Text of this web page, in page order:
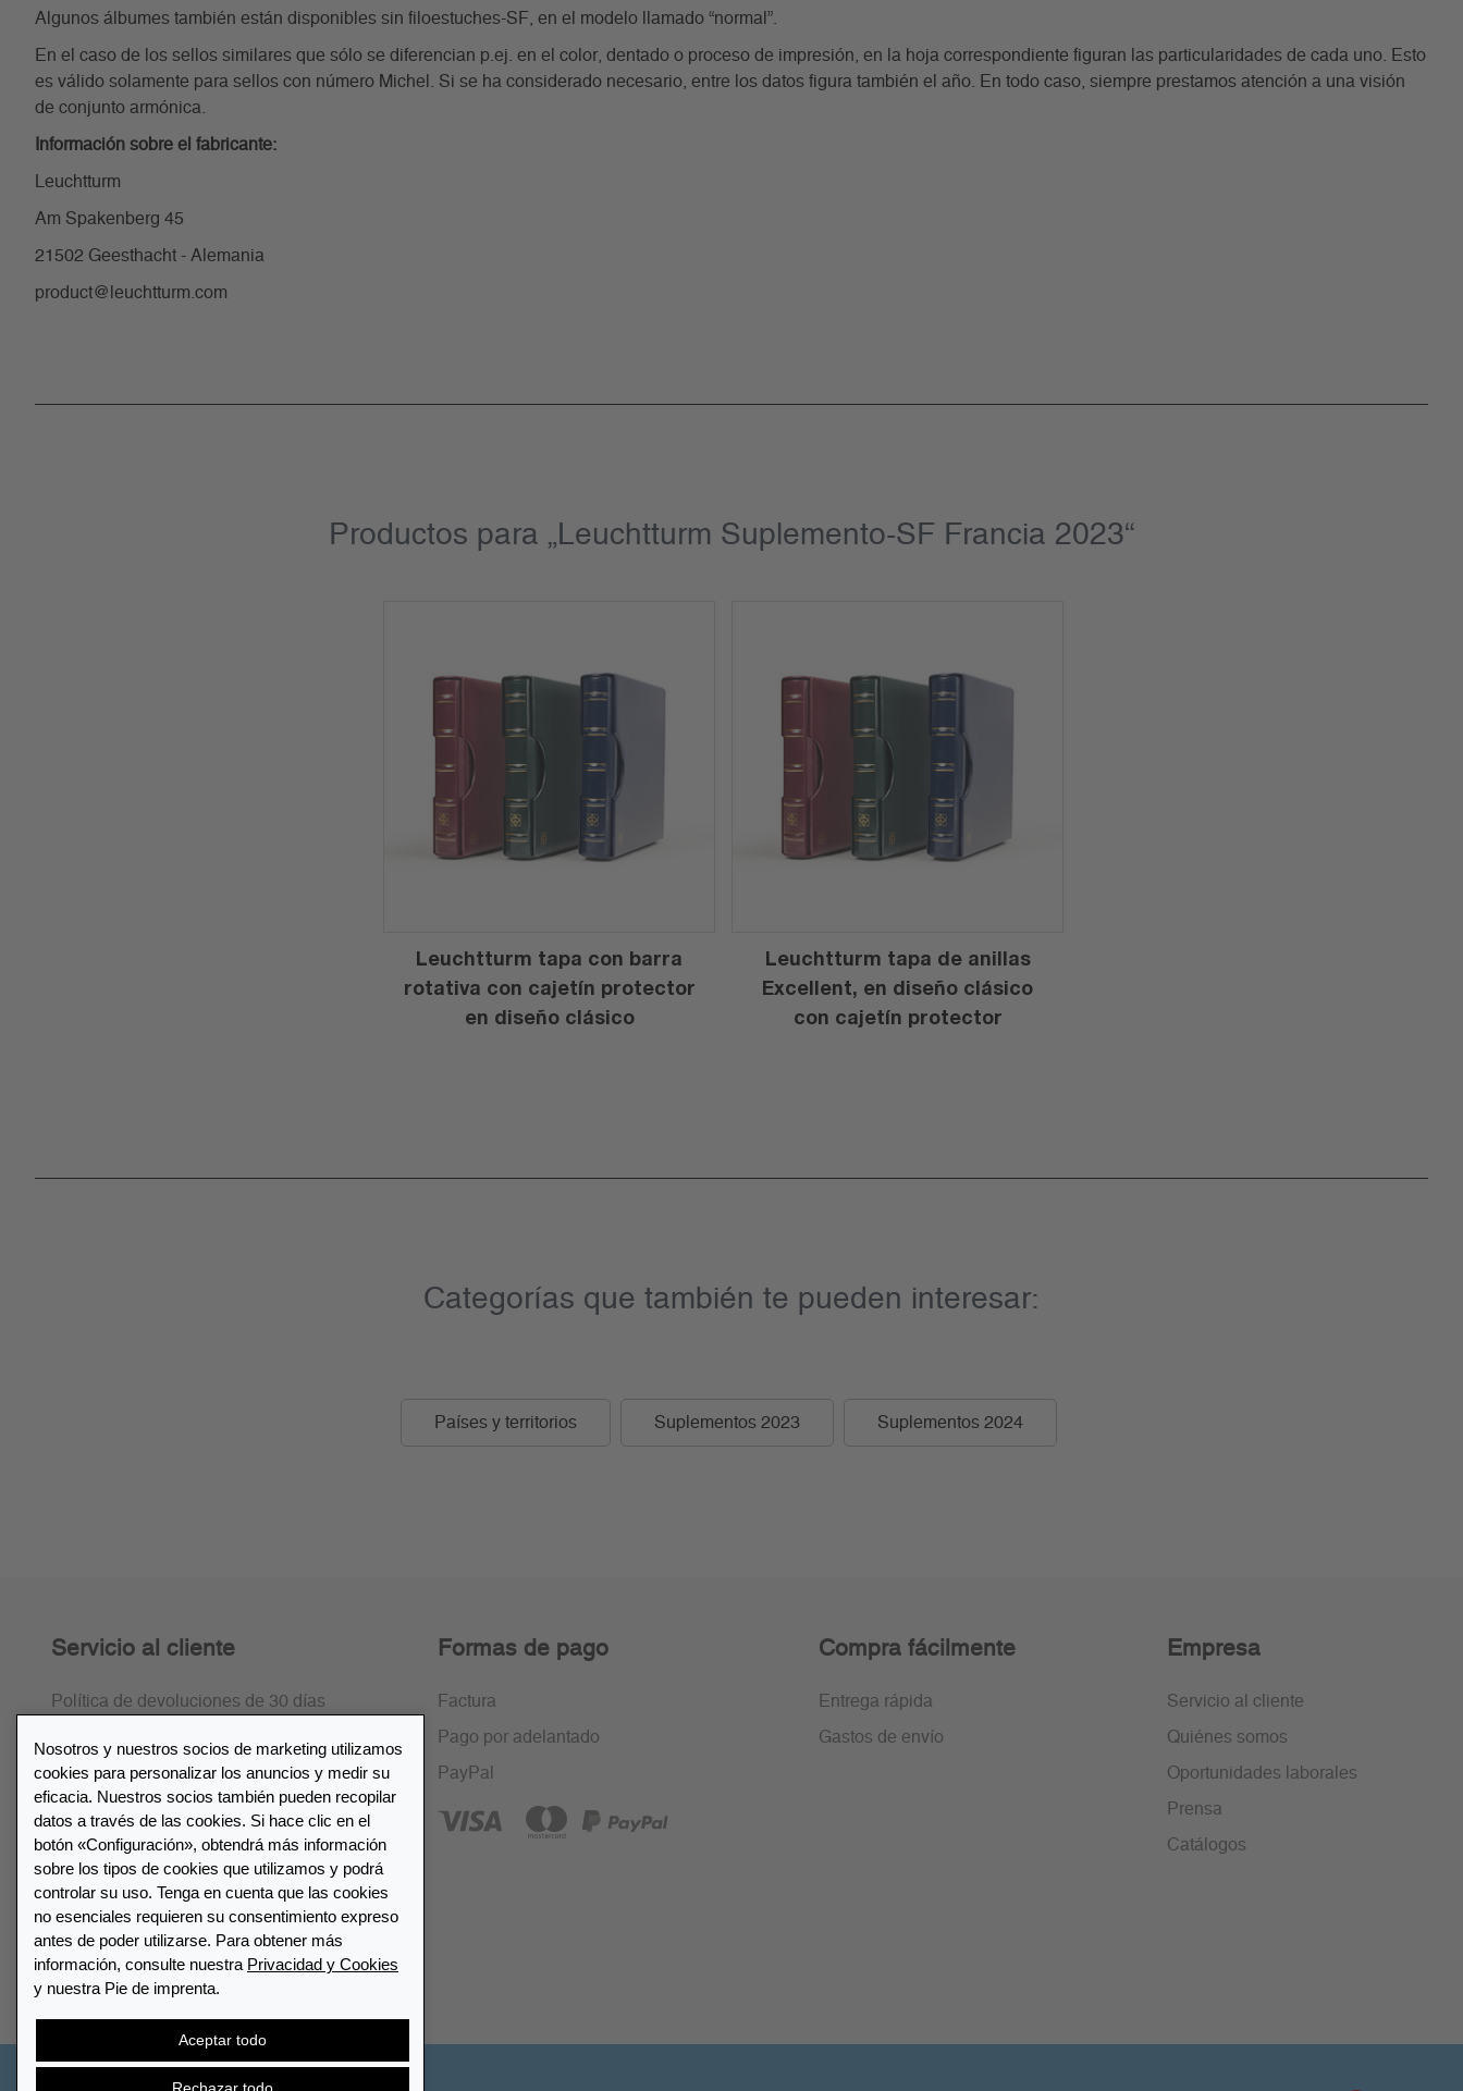
Algunos álbumes también están disponibles sin filoestuches-SF, en el modelo llamado “normal”.
En el caso de los sellos similares que sólo se diferencian p.ej. en el color, dentado o proceso de impresión, en la hoja correspondiente figuran las particularidades de cada uno. Esto
es válido solamente para sellos con número Michel. Si se ha considerado necesario, entre los datos figura también el año. En todo caso, siempre prestamos atención a una visión
de conjunto armónica.
Información sobre el fabricante:
Leuchtturm
Am Spakenberg 45
21502 Geesthacht - Alemania
product@leuchtturm.com
Productos para „Leuchtturm Suplemento-SF Francia 2023“
Leuchtturm tapa con barra
rotativa con cajetín protector
en diseño clásico
Leuchtturm tapa de anillas
Excellent, en diseño clásico
con cajetín protector
Categorías que también te pueden interesar:
Países y territorios Suplementos 2023 Suplementos 2024
Servicio al cliente
Política de devoluciones de 30 días
Preguntas frecuentes
Formas de pago
Factura
Pago por adelantado
PayPal
Compra fácilmente
Entrega rápida
Gastos de envío
Empresa
Servicio al cliente
Quiénes somos
Oportunidades laborales
Prensa
Catálogos
Lista de distribuidores
Encuentre su distribuidor más
cercano LEUCHTTURM
Nosotros y nuestros socios de marketing utilizamos
cookies para personalizar los anuncios y medir su
eficacia. Nuestros socios también pueden recopilar
datos a través de las cookies. Si hace clic en el
botón «Configuración», obtendrá más información
sobre los tipos de cookies que utilizamos y podrá
controlar su uso. Tenga en cuenta que las cookies
no esenciales requieren su consentimiento expreso
antes de poder utilizarse. Para obtener más
información, consulte nuestra Privacidad y Cookies
y nuestra Pie de imprenta.
Aceptar todo